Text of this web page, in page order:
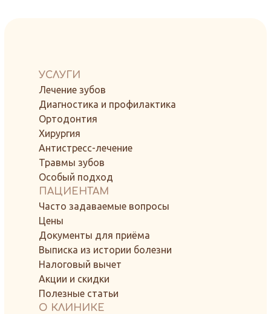
УСЛУГИ
Лечение зубов
Диагностика и профилактика
Ортодонтия
Хирургия
Антистресс-лечение
Травмы зубов
Особый подход
ПАЦИЕНТАМ
Часто задаваемые вопросы
Цены
Документы для приёма
Выписка из истории болезни
Налоговый вычет
Акции и скидки
Полезные статьи
О КЛИНИКЕ